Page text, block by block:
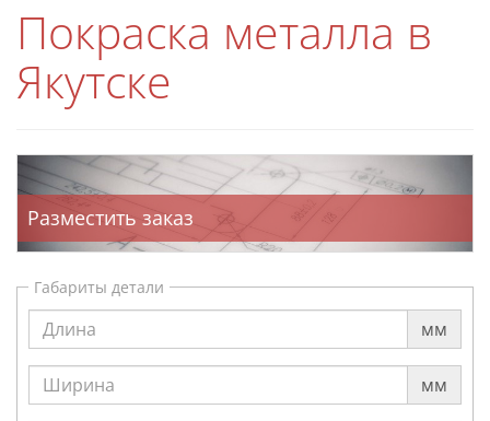
Покраска металла в
Якутске
Разместить заказ
Габариты детали
мм
мм